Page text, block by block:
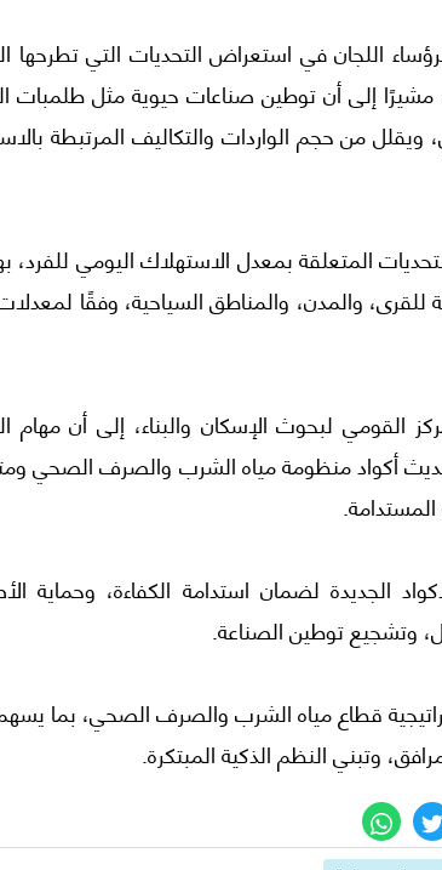
اللجان في استعراض التحديات التي تطرحها
مشيرًا إلى أن توطين صناعات حيوية مثل طلمبات
من حجم الواردات والتكاليف المرتبطة
المتعلقة بمعدل الاستهلاك اليومي
والمدن، والمناطق السياحية، وفقًا
القومي لبحوث الإسكان والبناء، إلى أن مهام
أكواد منظومة مياه الشرب والصرف الصحي
الجديدة لضمان استدامة الكفاءة، وحماية
وتشجيع توطين الصناعة.
قطاع مياه الشرب والصرف الصحي، بما
وتبني النظم الذكية المبتكرة.